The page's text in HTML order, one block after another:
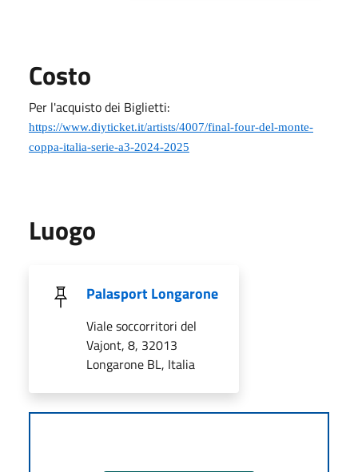
Costo
Per l'acquisto dei Biglietti:
https://www.diyticket.it/artists/4007/final-four-del-monte-
coppa-italia-serie-a3-2024-2025
Luogo
Palasport Longarone
Viale soccorritori del
Vajont, 8, 32013
Longarone BL, Italia